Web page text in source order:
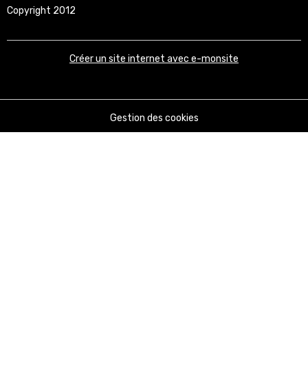
Copyright 2012
Créer un site internet avec e-monsite
Gestion des cookies